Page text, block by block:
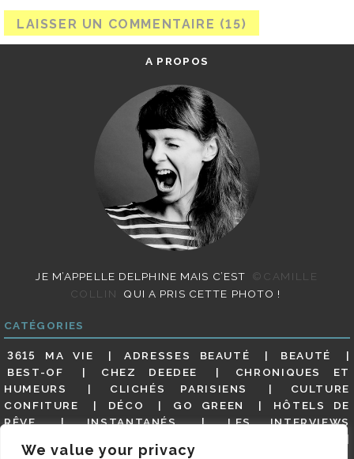
We value your privacy
A PROPOS
JE M’APPELLE DELPHINE MAIS C’EST
©CAMILLE
COLLIN
QUI A PRIS CETTE PHOTO !
CATÉGORIES
3615 MA VIE ADRESSES BEAUTÉ
BEAUTÉ
BEST-OF
CHEZ DEEDEE
CHRONIQUES ET
HUMEURS
CLICHÉS PARISIENS
CULTURE
CONFITURE
DÉCO GO GREEN
HÔTELS DE
RÊVE
INSTANTANÉS
LES INTERVIEWS
MES ADRESSES
MODE